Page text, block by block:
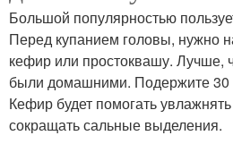
Большой популярностью
Перед купанием головы, нужно
кефир или простоквашу. Лучше,
были домашними. Подержите 30
Кефир будет помогать
сокращать сальные выделения.